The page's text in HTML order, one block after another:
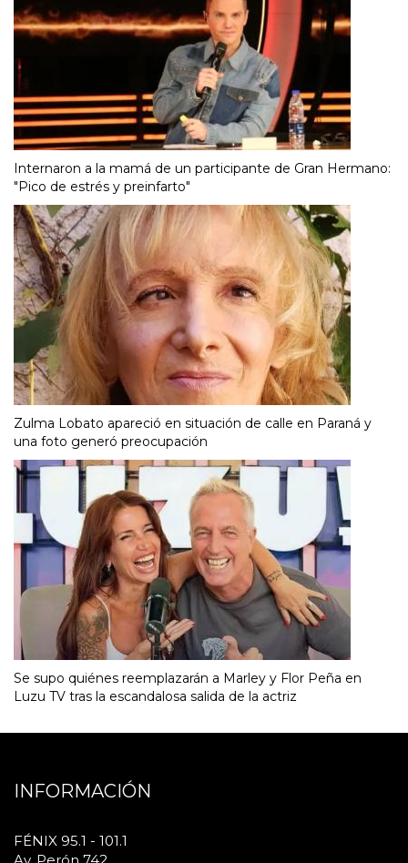
Internaron a la mamá de un participante de Gran Hermano:
"Pico de estrés y preinfarto"
Zulma Lobato apareció en situación de calle en Paraná y
una foto generó preocupación
Se supo quiénes reemplazarán a Marley y Flor Peña en
Luzu TV tras la escandalosa salida de la actriz
INFORMACIÓN
FÉNIX 95.1 - 101.1